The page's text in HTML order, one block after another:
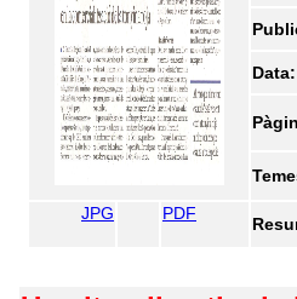
Data:
JPG PDF